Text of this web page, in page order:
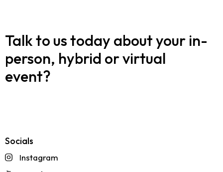
Talk to us today about your in-
person, hybrid or virtual
event?
Socials
Instagram